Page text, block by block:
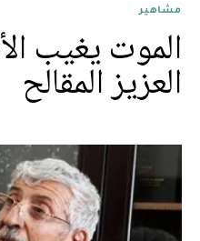
مشاهير
الموت يغيب
العزيز المقالح